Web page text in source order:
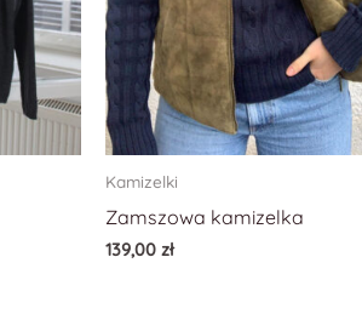
Kamizelki
Zamszowa kamizelka
139,00 zł